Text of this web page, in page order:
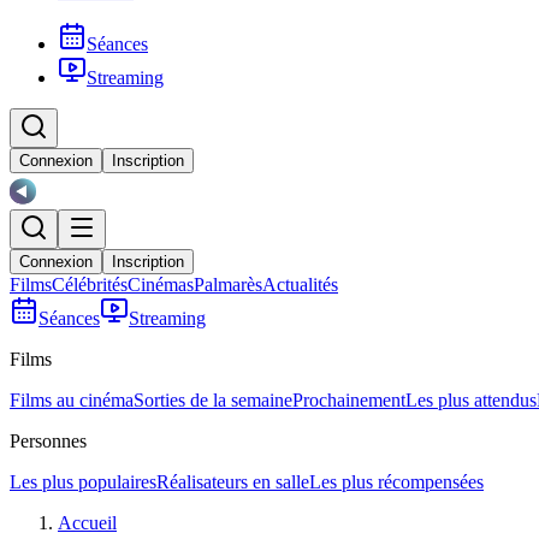
Séances
Streaming
Connexion Inscription
Connexion Inscription
FilmsCélébritésCinémasPalmarèsActualités
Séances
Streaming
Films
Films au cinémaSorties de la semaineProchainementLes plus attendus
Personnes
Les plus populairesRéalisateurs en salleLes plus récompensées
Accueil